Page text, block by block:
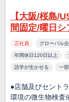
【大阪/桜島/
間固定/曜日シ
正社員 グローバル
年間休日120日以上
語学が生かせる 一
●店舗及びセント
環境の微生物検査